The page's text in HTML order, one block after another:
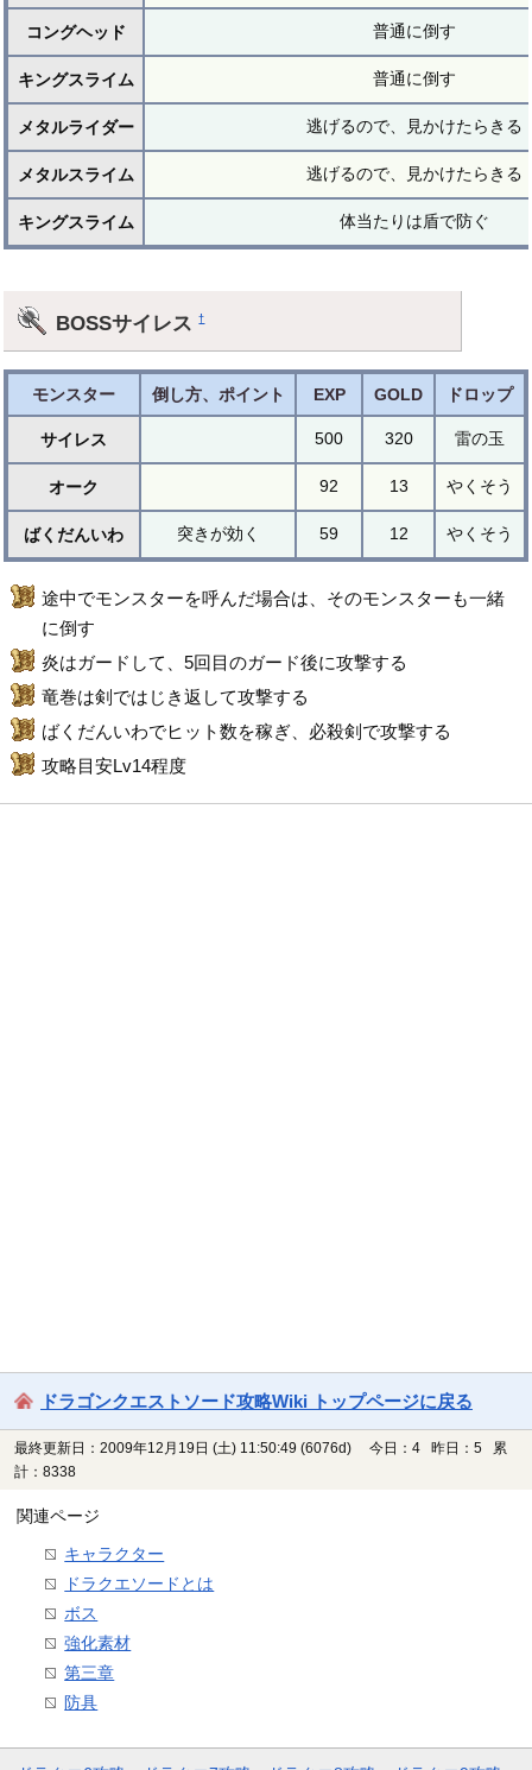
コングヘッド 普通に倒す
キングスライム 普通に倒す
メタルライダー 逃げるので、見かけたらきる
メタルスライム 逃げるので、見かけたらきる
キングスライム 体当たりは盾で防ぐ
BOSSサイレス†
モンスター 倒し方、ポイント EXP GOLD ドロップ
サイレス 500 320 雷の玉
オーク 92 13 やくそう
ばくだんいわ 突きが効く 59 12 やくそう
途中でモンスターを呼んだ場合は、そのモンスターも一緒
に倒す
炎はガードして、5回目のガード後に攻撃する
竜巻は剣ではじき返して攻撃する
ばくだんいわでヒット数を稼ぎ、必殺剣で攻撃する
攻略目安Lv14程度
ドラゴンクエストソード攻略Wiki トップページに戻る
最終更新日：2009年12月19日 (土) 11:50:49 (6076d)
今日：4 昨日：5 累
計：8338
関連ページ
キャラクター
ドラクエソードとは
ボス
強化素材
第三章
防具